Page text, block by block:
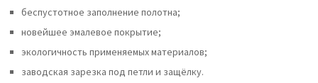
беспустотное заполнение полотна;
новейшее эмалевое покрытие;
экологичность применяемых материалов;
заводская зарезка под петли и защёлку.